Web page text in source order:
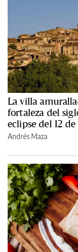
La villa
fortaleza del
eclipse del 12
Andrés Maza